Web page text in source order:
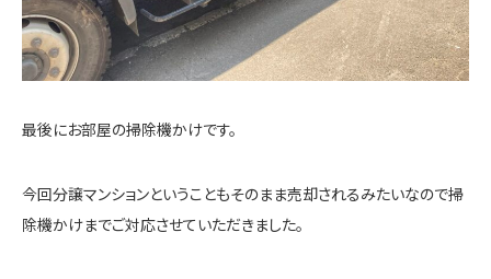
最後にお部屋の掃除機かけです。
今回分譲マンションということもそのまま売却されるみたいなので掃
除機かけまでご対応させていただきました。